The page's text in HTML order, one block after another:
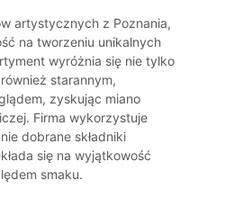
artystycznych z Poznania,
na tworzeniu unikalnych
wyróżnia się nie tylko
starannym,
zyskując miano
Firma wykorzystuje
dobrane składniki
się na wyjątkowość
smaku.